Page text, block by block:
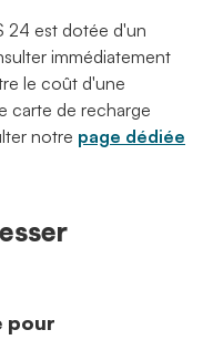
24 est dotée d'un
immédiatement
le coût d'une
carte de recharge
notre page dédiée
pour